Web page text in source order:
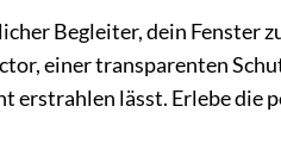
Begleiter, dein Fenster
einer transparenten
erstrahlen lässt. Erlebe die